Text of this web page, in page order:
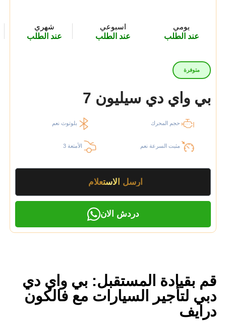
يومي
عند الطلب
اسبوعي
عند الطلب
شهري
عند الطلب
متوفرة
بي واي دي سيليون 7
حجم المحرك بلوتوث نعم
مثبت السرعة نعم الأمتعة 3
ارسل الاستعلام
دردش الان
قم بقيادة المستقبل: بي واي دي
دبي لتأجير السيارات مع فالكون
درايف